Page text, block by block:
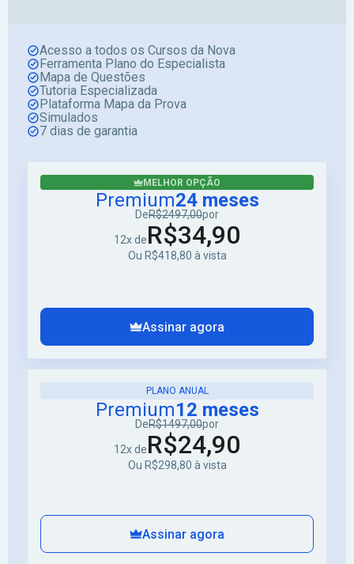
Acesso a todos os Cursos da Nova
Ferramenta Plano do Especialista
Mapa de Questões
Tutoria Especializada
Plataforma Mapa da Prova
Simulados
7 dias de garantia
MELHOR OPÇÃO
Premium24 meses
DeR$2497,00por
12x deR$34,90
Ou R$418,80 à vista
Assinar agora
PLANO ANUAL
Premium12 meses
DeR$1497,00por
12x deR$24,90
Ou R$298,80 à vista
Assinar agora